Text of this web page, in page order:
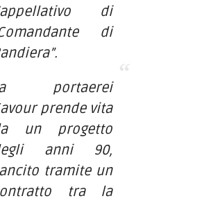
di
di
portaerei
prende vita
un progetto
anni 90,
tramite un
tra la